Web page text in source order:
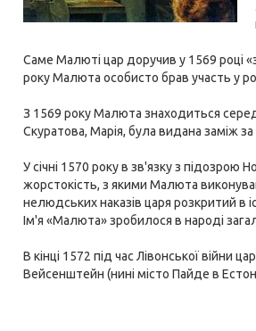
Саме Малюті цар доручив у 1569 році
року Малюта особисто брав участь у
З 1569 року Малюта знаходиться
Скуратова, Марія, була видана заміж
У січні 1570 року в зв'язку з підозрою
жорстокість, з якими Малюта
нелюдських наказів царя розкритий в
Ім'я «Малюта» зробилося в народі
В кінці 1572 під час Лівонської війни
Вейсенштейн (нині місто Пайде в